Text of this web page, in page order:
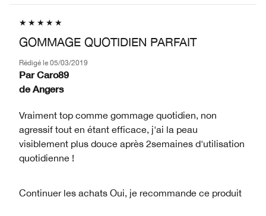
GOMMAGE QUOTIDIEN PARFAIT
Rédigé le 05/03/2019
Par Caro89
de Angers
Vraiment top comme gommage quotidien, non
agressif tout en étant efficace, j'ai la peau
visiblement plus douce après 2semaines d'utilisation
quotidienne !
Continuer les achats Oui, je recommande ce produit